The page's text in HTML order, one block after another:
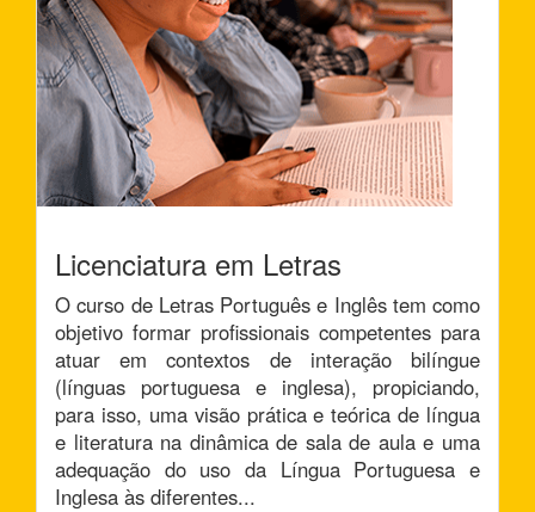
Licenciatura em Letras
O curso de Letras Português e Inglês tem como
objetivo formar profissionais competentes para
atuar em contextos de interação bilíngue
(línguas portuguesa e inglesa), propiciando,
para isso, uma visão prática e teórica de língua
e literatura na dinâmica de sala de aula e uma
adequação do uso da Língua Portuguesa e
Inglesa às diferentes...